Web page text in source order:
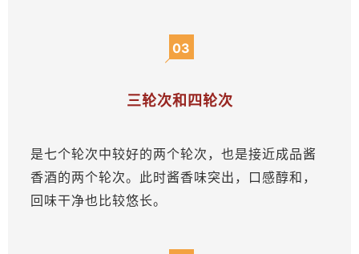
03
三轮次和四轮次
是七个轮次中较好的两个轮次，也是接近成品酱
香酒的两个轮次。此时酱香味突出，口感醇和，
回味干净也比较悠长。